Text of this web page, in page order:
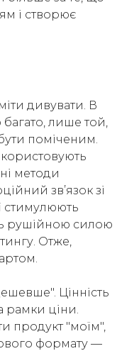
і створює
дивувати. В
багато, лише той,
поміченим.
методи
зв’язок зі
стимулюють
рушійною силою
Отже,
Цінність
рамки ціни.
продукт "моїм",
формату —